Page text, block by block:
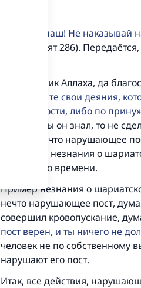
Господь наш! Не
, аят 286).
И посланник Аллаха, да
ответит за те свои деяния,
забывчивости, либо по
как если бы он знал, то не
принял нечто нарушающее
случае его незнания о
незнания о времени.
Пример незнания о
нечто нарушающее пост,
совершил кровопускание,
пост верен, и ты ничего не
человек не по собственному
нарушают его пост.
Итак, все действия,
Посланник
«Указавшему на